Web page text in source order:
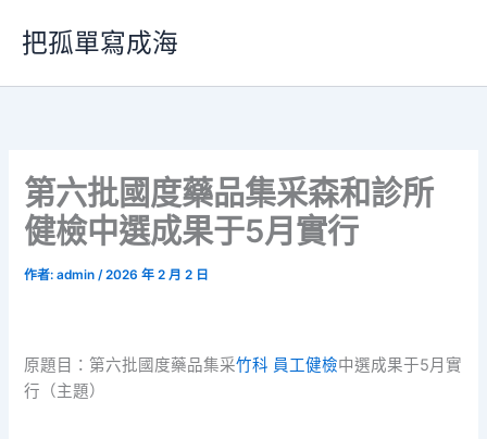
要
把孤單寫成海
第六批國度藥品集采森和診所
健檢中選成果于5月實行
作者:admin/2026 年 2 月 2 日
原題目：第六批國度藥品集采竹科 員工健檢中選成果于5月實
行（主題）